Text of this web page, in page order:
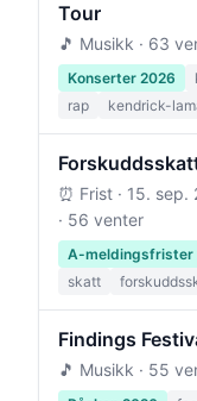
Tour
🎵 Musikk · 63
Konserter 2026
rap
kendrick-
⏰ Frist · 15. sep.
· 56 venter
A-meldingsfrister
skatt
Findings
🎵 Musikk · 55